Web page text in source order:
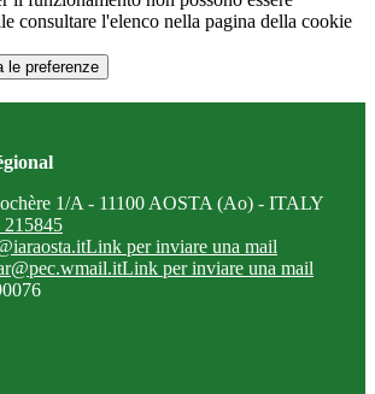
consultare l'elenco nella pagina della cookie
le preferenze
1/A - 11100 AOSTA (Ao) - ITALY
215845
Link per inviare una mail
Link per inviare una mail